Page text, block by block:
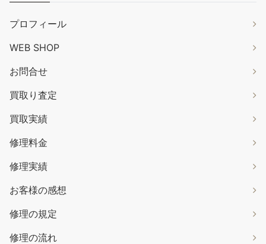
プロフィール
WEB SHOP
お問合せ
買取り査定
買取実績
修理料金
修理実績
お客様の感想
修理の規定
修理の流れ